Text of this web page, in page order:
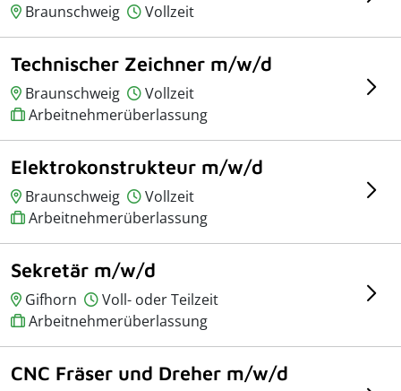
Braunschweig Vollzeit
Technischer Zeichner m/w/d
Braunschweig
Vollzeit
Arbeitnehmerüberlassung
Elektrokonstrukteur m/w/d
Braunschweig
Vollzeit
Arbeitnehmerüberlassung
Sekretär m/w/d
Gifhorn
Voll- oder Teilzeit
Arbeitnehmerüberlassung
CNC Fräser und Dreher m/w/d